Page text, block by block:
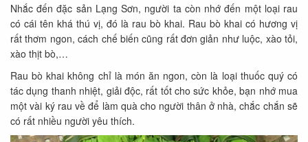
Nhắc đến đặc sản Lạng Sơn, người ta còn nhớ đến một loại rau
có cái tên khá thú vị, đó là rau bò khai. Rau bò khai có hương vị
rất thơm ngon, cách chế biến cũng rất đơn giản như luộc, xào tỏi,
xào thịt bò,…
Rau bò khai không chỉ là món ăn ngon, còn là loại thuốc quý có
tác dụng thanh nhiệt, giải độc, rất tốt cho sức khỏe, bạn nhớ mua
một vài ký rau về để làm quà cho người thân ở nhà, chắc chắn sẽ
có rất nhiều người yêu thích.